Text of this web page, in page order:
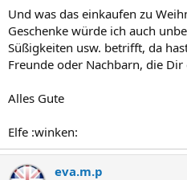
Und was das einkaufen zu
Geschenke würde ich auch
Süßigkeiten usw. betrifft, da
Freunde oder Nachbarn, die
Alles Gute
Elfe :winken:
eva.m.p